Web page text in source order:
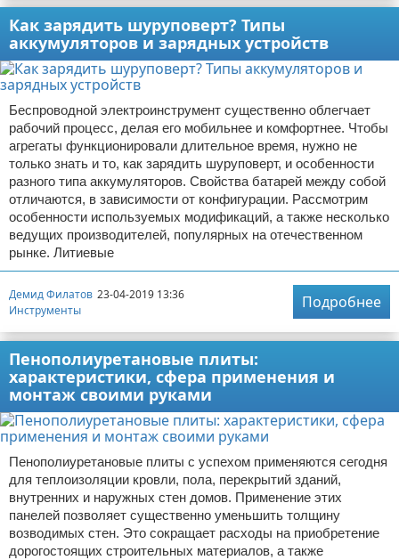
Как зарядить шуруповерт? Типы
аккумуляторов и зарядных устройств
Беспроводной электроинструмент существенно облегчает
рабочий процесс, делая его мобильнее и комфортнее. Чтобы
агрегаты функционировали длительное время, нужно не
только знать и то, как зарядить шуруповерт, и особенности
разного типа аккумуляторов. Свойства батарей между собой
отличаются, в зависимости от конфигурации. Рассмотрим
особенности используемых модификаций, а также несколько
ведущих производителей, популярных на отечественном
рынке. Литиевые
Демид Филатов 23-04-2019 13:36
Инструменты
Подробнее
Пенополиуретановые плиты:
характеристики, сфера применения и
монтаж своими руками
Пенополиуретановые плиты с успехом применяются сегодня
для теплоизоляции кровли, пола, перекрытий зданий,
внутренних и наружных стен домов. Применение этих
панелей позволяет существенно уменьшить толщину
возводимых стен. Это сокращает расходы на приобретение
дорогостоящих строительных материалов, а также